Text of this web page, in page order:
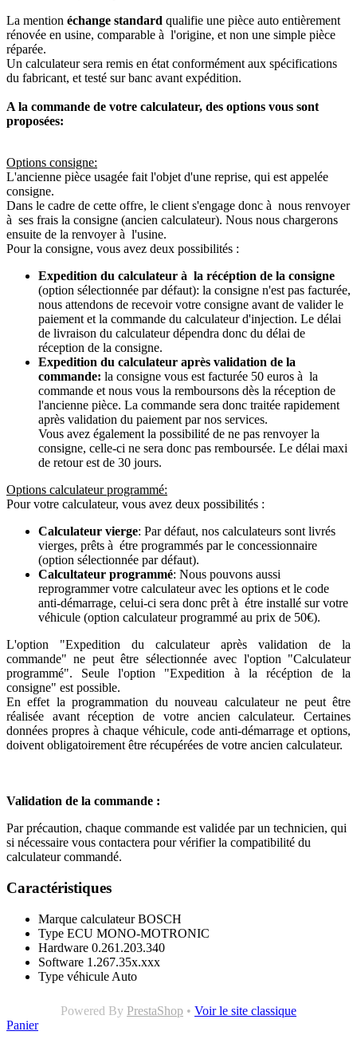
La mention échange standard qualifie une pièce auto entièrement
rénovée en usine, comparable à l'origine, et non une simple pièce
réparée.
Un calculateur sera remis en état conformément aux spécifications
du fabricant, et testé sur banc avant expédition.
A la commande de votre calculateur, des options vous sont
proposées:
Options consigne:
L'ancienne pièce usagée fait l'objet d'une reprise, qui est appelée
consigne.
Dans le cadre de cette offre, le client s'engage donc à nous renvoyer
à ses frais la consigne (ancien calculateur). Nous nous chargerons
ensuite de la renvoyer à l'usine.
Pour la consigne, vous avez deux possibilités :
Expedition du calculateur à la récéption de la consigne
(option sélectionnée par défaut): la consigne n'est pas facturée,
nous attendons de recevoir votre consigne avant de valider le
paiement et la commande du calculateur d'injection. Le délai
de livraison du calculateur dépendra donc du délai de
réception de la consigne.
Expedition du calculateur après validation de la
commande: la consigne vous est facturée 50 euros à la
commande et nous vous la remboursons dès la réception de
l'ancienne pièce. La commande sera donc traitée rapidement
après validation du paiement par nos services.
Vous avez également la possibilité de ne pas renvoyer la
consigne, celle-ci ne sera donc pas remboursée. Le délai maxi
de retour est de 30 jours.
Options calculateur programmé:
Pour votre calculateur, vous avez deux possibilités :
Calculateur vierge: Par défaut, nos calculateurs sont livrés
vierges, prêts à étre programmés par le concessionnaire
(option sélectionnée par défaut).
Calcultateur programmé: Nous pouvons aussi
reprogrammer votre calculateur avec les options et le code
anti-démarrage, celui-ci sera donc prêt à étre installé sur votre
véhicule (option calculateur programmé au prix de 50€).
L'option "Expedition du calculateur après validation de la
commande" ne peut être sélectionnée avec l'option "Calculateur
programmé". Seule l'option "Expedition à la récéption de la
consigne" est possible.
En effet la programmation du nouveau calculateur ne peut être
réalisée avant réception de votre ancien calculateur. Certaines
données propres à chaque véhicule, code anti-démarrage et options,
doivent obligatoirement être récupérées de votre ancien calculateur.
Validation de la commande :
Par précaution, chaque commande est validée par un technicien, qui
si nécessaire vous contactera pour vérifier la compatibilité du
calculateur commandé.
Caractéristiques
Marque calculateur BOSCH
Type ECU MONO-MOTRONIC
Hardware 0.261.203.340
Software 1.267.35x.xxx
Type véhicule Auto
Powered By PrestaShop • Voir le site classique
Panier